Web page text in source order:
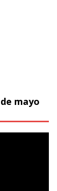
mayo